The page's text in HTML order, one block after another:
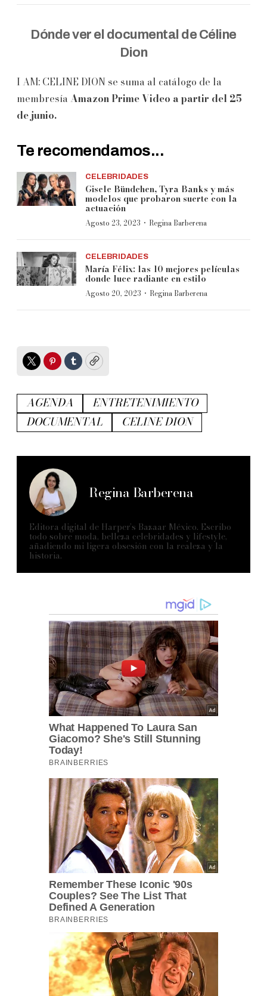
Dónde ver el documental de Céline
Dion
I AM: CELINE DION se suma al catálogo de la
membresía Amazon Prime Video a partir del 25
de junio.
Te recomendamos...
CELEBRIDADES
Gisele Bündchen, Tyra Banks y más
modelos que probaron suerte con la
actuación
Agosto 23, 2023 · Regina Barberena
CELEBRIDADES
María Félix: las 10 mejores películas
donde luce radiante en estilo
Agosto 20, 2023 · Regina Barberena
TwitterPinterest
TumblrCopy
AGENDA
ENTRETENIMIENTO
DOCUMENTAL
CELINE DION
Regina Barberena
Editora digital de Harper’s Bazaar México. Escribo
todo sobre moda, belleza celebridades y lifestyle,
añadiendo mi ligera obsesión con la realeza y la
historia.